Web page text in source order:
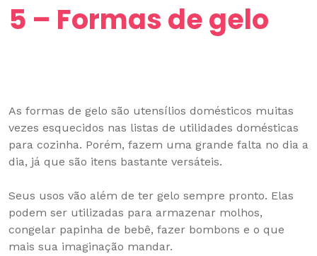
5 – Formas de gelo
As formas de gelo são utensílios domésticos muitas
vezes esquecidos nas listas de utilidades domésticas
para cozinha. Porém, fazem uma grande falta no dia a
dia, já que são itens bastante versáteis.
Seus usos vão além de ter gelo sempre pronto. Elas
podem ser utilizadas para armazenar molhos,
congelar papinha de bebê, fazer bombons e o que
mais sua imaginação mandar.